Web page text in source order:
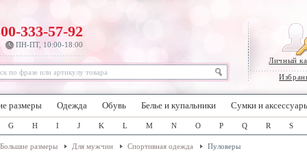
Личный
333-57-92
ПН-ПТ, 10:00-18:00
размеры Одежда Обувь Белье и купальники Сумки и
G H I J K L M N O P Q R S
Большие размеры Для мужчин Спортивная одежда Пуловеры